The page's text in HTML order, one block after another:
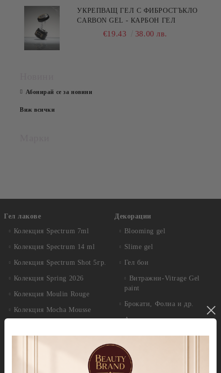
УКРЕПВАЩ ГЕЛ С ФИБРОСТЪКЛО
CARBON GEL - КАРБОН ГЕЛ
€19.43 38.00 лв.
Абонирай се за новини
Виж всички
Гел лакове
Колекция Spectrum 7ml
Колекция Spectrum 14 ml
Колекция Spectrum Shot 5гр.
Колекция Spring 2026
Колекция Moulin Rouge
Колекция Mocha Mousse
(витражна)
Декорации
Blooming gel
Slime gel
Гел бои
Витражни-Vitrage Gel
paint
Брокати, Фолиа и др.
Акварелни капки
Препарати
Дезинфектанти и
консумативи